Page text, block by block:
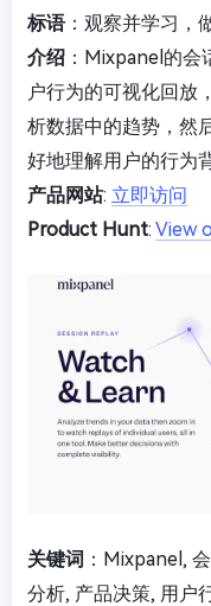
标语：观察并学习，
介绍 ：Mixpanel的会
户行为的可视化回放
析数据中的趋势，然
好地理解用户的行为
产品网站: 立即访问
Product Hunt: View
关键词 ：Mixpanel,
分析, 产品决策, 用户